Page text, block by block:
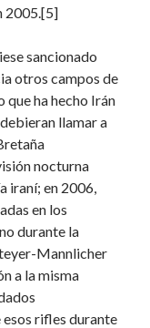
2005.[5]
sancionado
otros campos de
ha hecho Irán
llamar a
nocturna
iraní; en 2006,
en los
durante la
Mannlicher
a la misma
esos rifles durante